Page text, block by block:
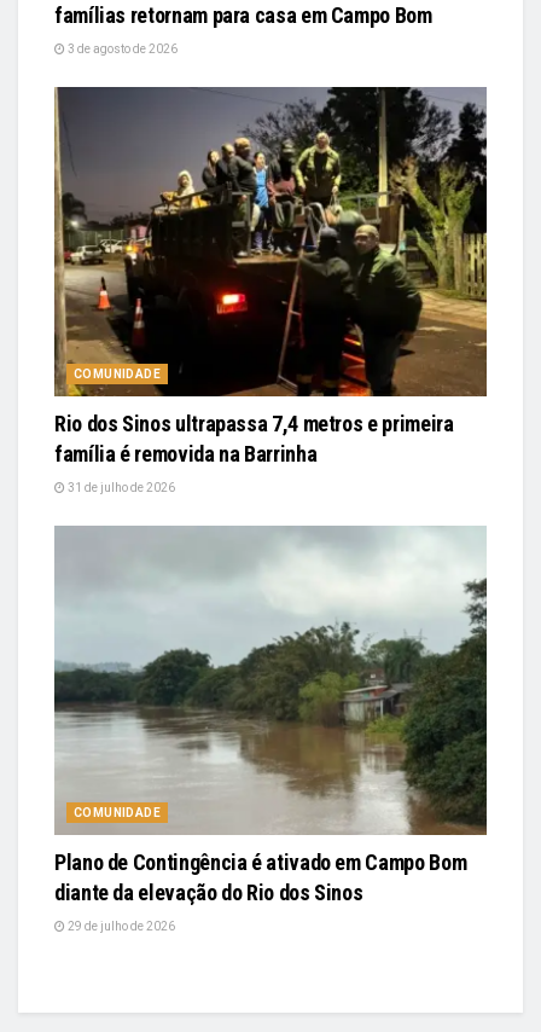
famílias retornam para casa em Campo Bom
3 de agosto de 2026
COMUNIDADE
Rio dos Sinos ultrapassa 7,4 metros e primeira
família é removida na Barrinha
31 de julho de 2026
COMUNIDADE
Plano de Contingência é ativado em Campo Bom
diante da elevação do Rio dos Sinos
29 de julho de 2026